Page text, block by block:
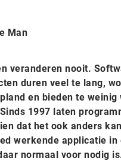
Man
veranderen nooit.
duren veel te lang,
en bieden te weinig
1997 laten
dat het ook anders
werkende applicatie
normaal voor nodig